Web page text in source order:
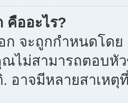
คืออะไร?
จะถูกกำหนดโดย
ไม่สามารถตอบหั
อาจมีหลายสาเหตุ